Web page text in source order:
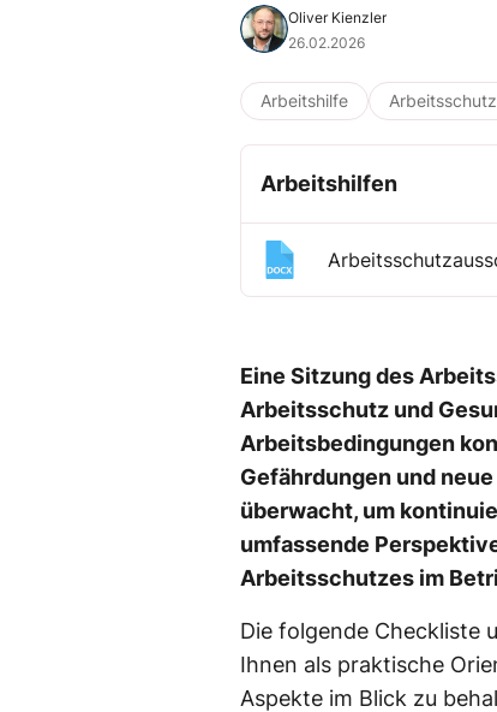
Oliver Kienzler
26.02.2026
Arbeitshilfe Arbeitsschutz
Arbeitshilfen
Eine Sitzung des
Arbeitsschutz und
Arbeitsbedingungen
Gefährdungen und
überwacht, um
umfassende
Arbeitsschutzes im
Die folgende Checkliste
Ihnen als praktische
Aspekte im Blick zu